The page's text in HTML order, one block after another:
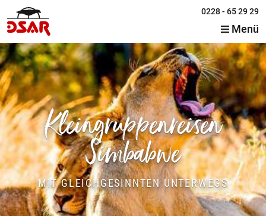
0228 - 65 29 29
Menü
Kleingruppenreisen
Simbabwe
MIT GLEICHGESINNTEN UNTERWEGS